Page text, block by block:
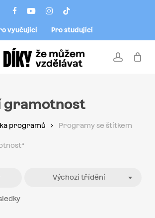
facebookyoutubeinstagram
tiktok
vyučující Pro studující
account
gramotnost
programů Programy se štítkem
Výchozí třídění